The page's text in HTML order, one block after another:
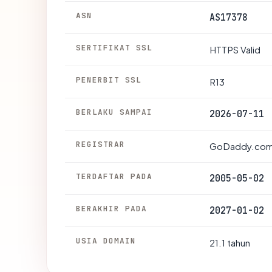
ASN AS17378
SERTIFIKAT SSL HTTPS Valid
PENERBIT SSL R13
BERLAKU SAMPAI 2026-07-11
REGISTRAR
TERDAFTAR PADA 2005-05-02
BERAKHIR PADA 2027-01-02
USIA DOMAIN 21.1 tahun